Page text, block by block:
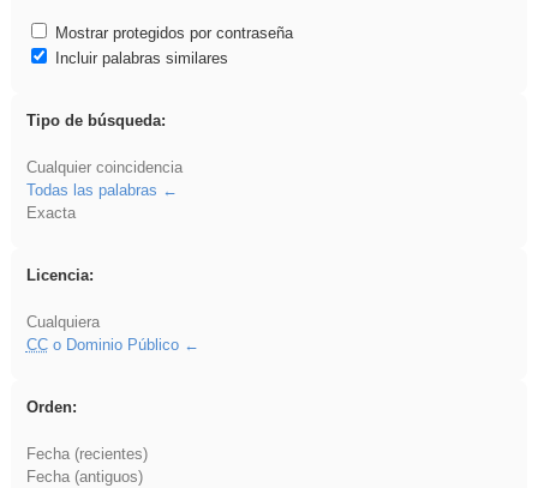
Mostrar protegidos por contraseña
Incluir palabras similares
Tipo de búsqueda:
Cualquier coincidencia
Todas las palabras
Exacta
Licencia:
Cualquiera
CCo Dominio Público
Orden:
Fecha (recientes)
Fecha (antiguos)